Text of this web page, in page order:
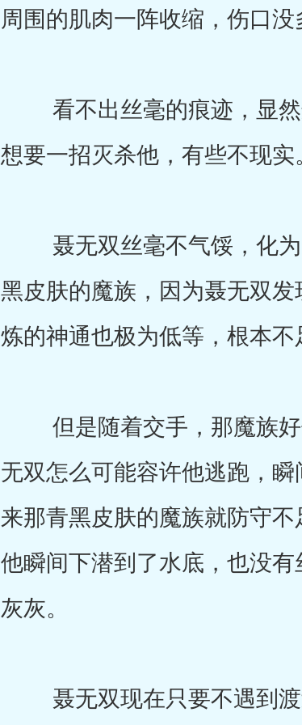
周围的肌肉一阵收缩，伤口没
看不出丝毫的痕迹，显然
想要一招灭杀他，有些不现实。
聂无双丝毫不气馁，化为
黑皮肤的魔族，因为聂无双
炼的神通也极为低等，根本不
但是随着交手，那魔族好
无双怎么可能容许他逃跑，
来那青黑皮肤的魔族就防守
他瞬间下潜到了水底，也没
灰灰。
聂无双现在只要不遇到渡